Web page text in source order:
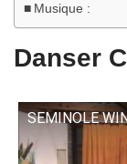
Musique :
Danser
SEMINOLE